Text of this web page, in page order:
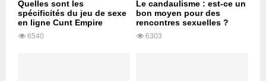
Quelles sont les
spécificités du jeu de sexe
en ligne Cunt Empire
6540
Le candaulisme : est-ce un
bon moyen pour des
rencontres sexuelles ?
6303